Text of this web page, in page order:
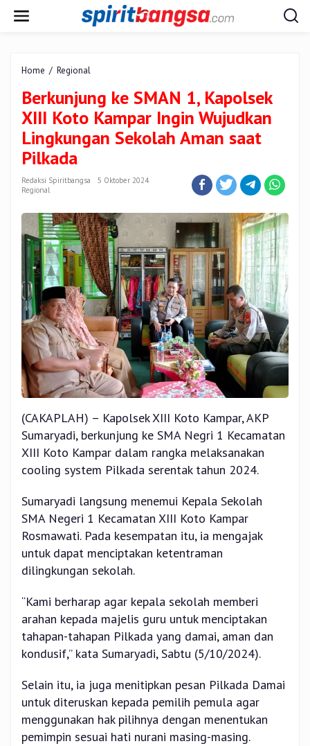
Home / Regional
SMAN
1,
Kapolsek
XIII
Koto
Ingin
Sekolah
Aman
saat
Pilkada
Berkunjung ke SMAN 1, Kapolsek
XIII Koto Kampar Ingin Wujudkan
Lingkungan Sekolah Aman saat
Pilkada
Redaksi Spiritbangsa
5 Oktober 2024
Regional
(CAKAPLAH) – Kapolsek XIII Koto Kampar, AKP
Sumaryadi, berkunjung ke SMA Negri 1 Kecamatan
XIII Koto Kampar dalam rangka melaksanakan
cooling system Pilkada serentak tahun 2024.
Sumaryadi langsung menemui Kepala Sekolah
SMA Negeri 1 Kecamatan XIII Koto Kampar
Rosmawati. Pada kesempatan itu, ia mengajak
untuk dapat menciptakan ketentraman
dilingkungan sekolah.
“Kami berharap agar kepala sekolah memberi
arahan kepada majelis guru untuk menciptakan
tahapan-tahapan Pilkada yang damai, aman dan
kondusif,” kata Sumaryadi, Sabtu (5/10/2024).
Selain itu, ia juga menitipkan pesan Pilkada Damai
untuk diteruskan kepada pemilih pemula agar
menggunakan hak pilihnya dengan menentukan
pemimpin sesuai hati nurani masing-masing.